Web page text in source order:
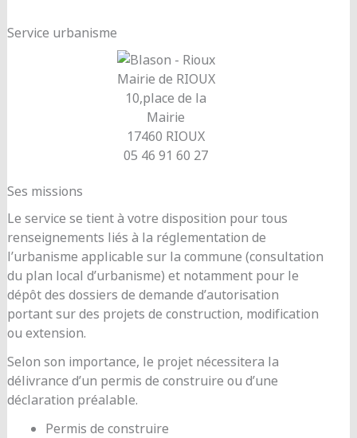
Service urbanisme
Mairie de RIOUX
10,place de la
Mairie
17460 RIOUX
05 46 91 60 27
Ses missions
Le service se tient à votre disposition pour tous
renseignements liés à la réglementation de
l’urbanisme applicable sur la commune (consultation
du plan local d’urbanisme) et notamment pour le
dépôt des dossiers de demande d’autorisation
portant sur des projets de construction, modification
ou extension.
Selon son importance, le projet nécessitera la
délivrance d’un permis de construire ou d’une
déclaration préalable.
Permis de construire